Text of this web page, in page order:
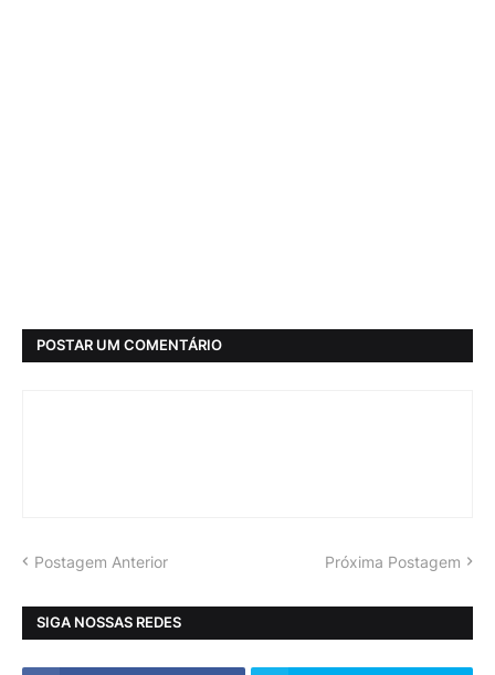
POSTAR UM COMENTÁRIO
Postagem Anterior Próxima Postagem
SIGA NOSSAS REDES